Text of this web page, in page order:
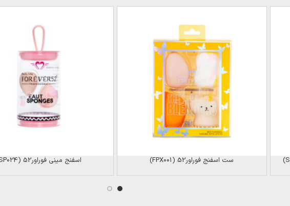
ست اسفنج فوراور52 (FPX001) اسفنج مینی فوراور52 (SP024)